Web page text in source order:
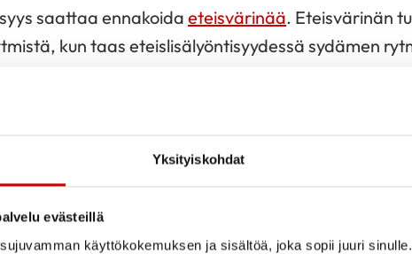
Yksityiskohdat
evästeillä
käyttökokemuksen ja sisältöä, joka sopii juuri
saattaa ennakoidaeteisvärinää. Eteisvärinän
kun taas eteislisälyöntisyydessä sydämen
lisälyönnit